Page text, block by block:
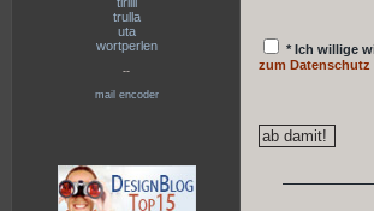
trulla
uta
wortperlen
--
mail encoder
* Ich willige
zum Datenschutz